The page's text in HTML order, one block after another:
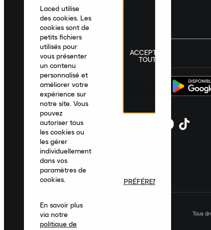
France|Français
Tous
Laced utilise
des cookies. Les
cookies sont de
petits fichiers
utilisés pour
vous présenter
un contenu
personnalisé et
améliorer votre
expérience sur
notre site. Vous
pouvez
autoriser tous
les cookies ou
les gérer
individuellement
dans vos
paramètres de
cookies.
En savoir plus
via notre
politique de
ACCEPTER
TOUT
PRÉFÉRENCES